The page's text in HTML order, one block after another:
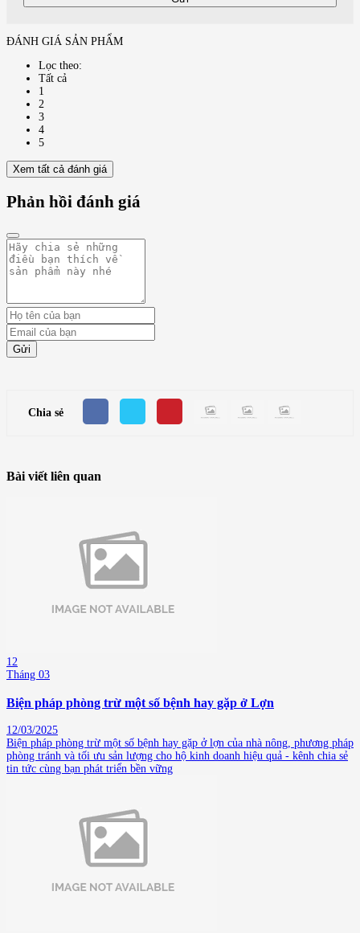
ĐÁNH GIÁ SẢN PHẨM
Lọc theo:
Tất cả
1
2
3
4
5
Xem tất cả đánh giá
Phản hồi đánh giá
Gửi
Chia sẻ
Bài viết liên quan
12
Tháng 03
Biện pháp phòng trừ một số bệnh hay gặp ở Lợn
12/03/2025
Biện pháp phòng trừ một số bệnh hay gặp ở lợn của nhà nông, phương pháp
phòng tránh và tối ưu sản lượng cho hộ kinh doanh hiệu quả - kênh chia sẻ
tin tức cùng bạn phát triển bền vững